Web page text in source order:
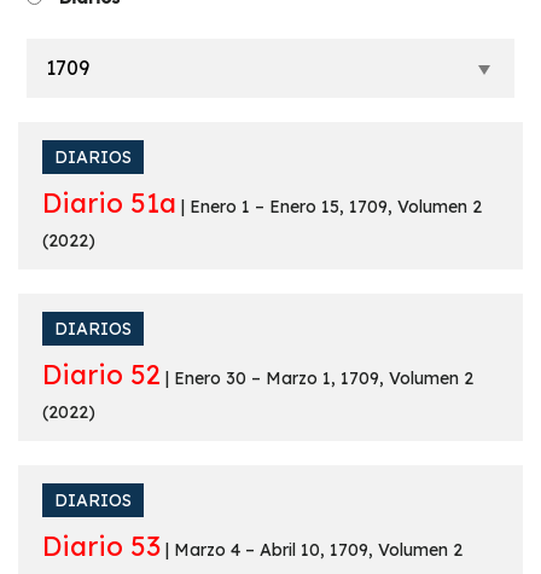
DIARIOS
Diario 51a | Enero 1 – Enero 15, 1709, Volumen 2
(2022)
DIARIOS
Diario 52 | Enero 30 – Marzo 1, 1709, Volumen 2
(2022)
DIARIOS
Diario 53 | Marzo 4 – Abril 10, 1709, Volumen 2